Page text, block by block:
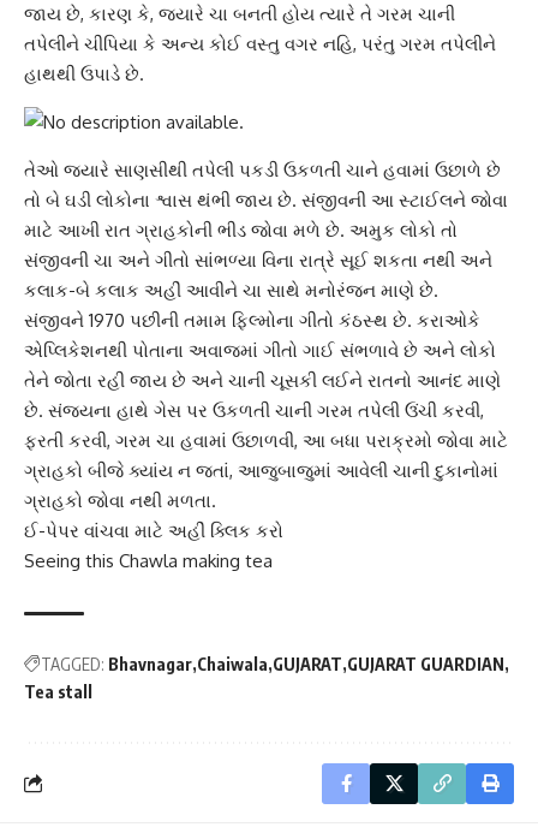
જાય છે, કારણ કે, જ્યારે ચા બનતી હોય ત્યારે તે ગરમ ચાની
તપેલીને ચીપિયા કે અન્ય કોઈ વસ્તુ વગર નહિ, પરંતુ ગરમ તપેલીને
હાથથી ઉપાડે છે.
તેઓ જ્યારે સાણસીથી તપેલી પકડી ઉકળતી ચાને હવામાં ઉછાળે છે
તો બે ઘડી લોકોના શ્વાસ થંભી જાય છે. સંજીવની આ સ્ટાઈલને જોવા
માટે આખી રાત ગ્રાહકોની ભીડ જોવા મળે છે. અમુક લોકો તો
સંજીવની ચા અને ગીતો સાંભળ્યા વિના રાત્રે સૂઈ શકતા નથી અને
કલાક-બે કલાક અહીં આવીને ચા સાથે મનોરંજન માણે છે.
સંજીવને 1970 પછીની તમામ ફિલ્મોના ગીતો કંઠસ્થ છે. કરાઓકે
એપ્લિકેશનથી પોતાના અવાજમાં ગીતો ગાઈ સંભળાવે છે અને લોકો
તેને જોતા રહી જાય છે અને ચાની ચૂસકી લઈને રાતનો આનંદ માણે
છે. સંજયના હાથે ગેસ પર ઉકળતી ચાની ગરમ તપેલી ઉંચી કરવી,
ફરતી કરવી, ગરમ ચા હવામાં ઉછાળવી, આ બધા પરાક્રમો જોવા માટે
ગ્રાહકો બીજે ક્યાંય ન જતાં, આજુબાજુમાં આવેલી ચાની દુકાનોમાં
ગ્રાહકો જોવા નથી મળતા.
ઈ-પેપર વાંચવા માટે અહીં ક્લિક કરો
Seeing this Chawla making tea
TAGGED: Bhavnagar Chaiwala GUJARAT GUJARAT GUARDIAN
Tea stall